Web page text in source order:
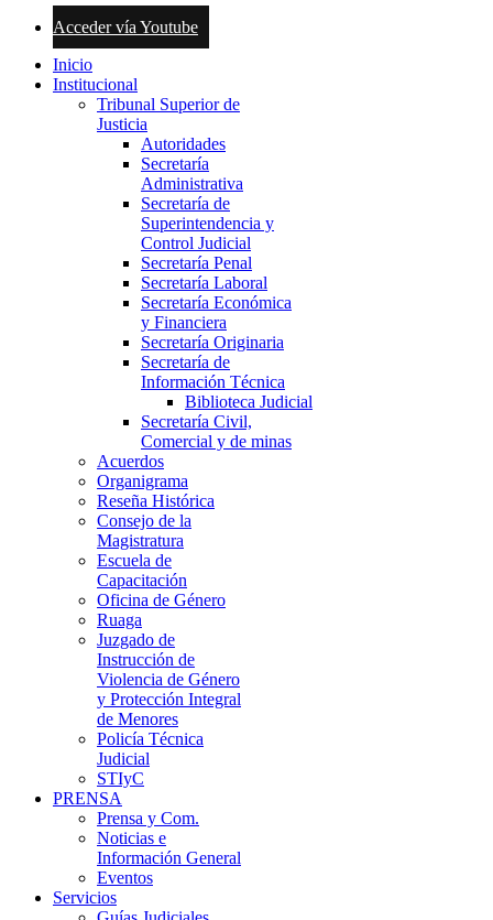
Acceder vía Youtube
Inicio
Institucional
Tribunal Superior de
Justicia
Autoridades
Secretaría
Administrativa
Secretaría de
Superintendencia y
Control Judicial
Secretaría Penal
Secretaría Laboral
Secretaría Económica
y Financiera
Secretaría Originaria
Secretaría de
Información Técnica
Biblioteca Judicial
Secretaría Civil,
Comercial y de minas
Acuerdos
Organigrama
Reseña Histórica
Consejo de la
Magistratura
Escuela de
Capacitación
Oficina de Género
Ruaga
Juzgado de
Instrucción de
Violencia de Género
y Protección Integral
de Menores
Policía Técnica
Judicial
STIyC
PRENSA
Prensa y Com.
Noticias e
Información General
Eventos
Servicios